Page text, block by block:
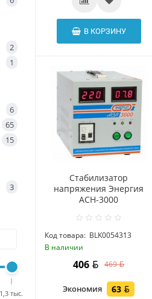
2
1
6
65
15
3
1,3 тыс.
В КОРЗИНУ
Стабилизатор
напряжения Энергия
ACH-3000
Код товара: BLK0054313
В наличии
406 469
Экономия 63